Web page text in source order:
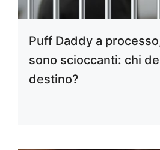
Puff Daddy a
sono scioccanti: chi
destino?